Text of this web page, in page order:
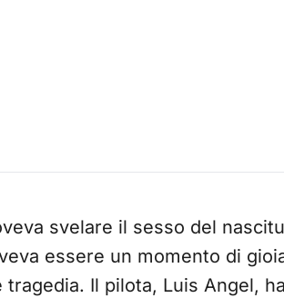
svelare il sesso del
essere un momento di
Il pilota, Luis Angel,